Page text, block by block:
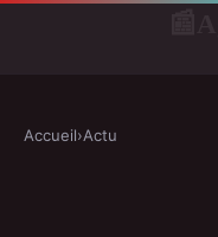
Accueil›Actu